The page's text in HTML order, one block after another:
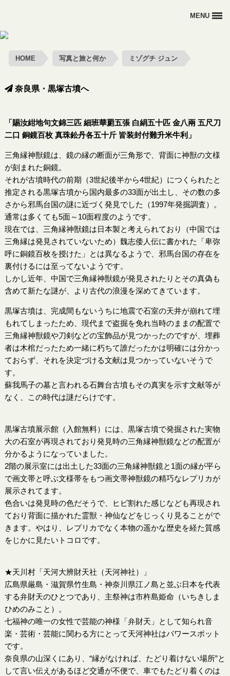
MENU
旅寫眞部
あばれる太陽
お問い合わせ
HOME 写真と旅と何か ミゾグチ ジュン
奈良県・黒塚古墳へ
「賜汝紺地句文錦三匹 細班華罽五張 白絹五十匹 金八兩 五尺刀
二口 銅鏡百枚 真珠鈆丹各五十斤 皆装封付難升米牛利」
三角縁神獣鏡は、鏡の縁の断面が三角形で、背面に神獣の文様
が刻まれた銅鏡。
それが古墳時代の前期（3世紀後半から4世紀）につくられたと
推定される黒塚古墳から国内最多の33面が出土し、その数の多
さから邪馬台国の謎に近づく発見でした（1997年発掘調査）。
通常は多くても5面～10面程度のようです。
現在では、三角縁神獣鏡は日本製と考えられており（中国では
三角縁は発見されていないため）魏志倭人伝に書かれた「卑弥
呼に銅鏡百枚を授けた」とは異なるようで、邪馬台国の存在を
裏付けるには至ってないようです。
しかし近年、中国で三角縁神獣鏡が発見されたりとその真偽も
含めて新たな謎が、より古代の浪漫を深めてきています。
黒塚古墳は、完成間もないうちに地震で石室の天井が崩れて埋
もれてしまったため、現代まで盗掘を免れ当時のままの配置で
三角縁神獣鏡や刀剣などの宝飾品が見つかったのですが、埋葬
者は木棺だったため一緒に朽ちて誰だったかは明確には分かっ
ておらず、それを決定づける文献は見つかっていないそうで
す。
蘇我馬子の墓と言われる石舞台古墳もその真実を示す文献等が
なく、この時代は謎だらけです。
黒塚古墳展示館（入館無料）には、黒塚古墳で発掘された実物
大の石室が再現されており発見時の三角縁神獣鏡などの配置が
分かるようになっていました。
2階の展示室には出土した33面の三角縁神獣鏡と1面の縁が平ら
で画文帯と呼ぶ文様帯をもつ画文帯神獣鏡の精巧なレプリカが
展示されてます。
色合いは発見時の色だそうで、ヒビ割れた感じなども再現され
ており背面に描かれた霊獣・神仙などをじっくり見ることがで
きます。やはり、レプリカでなく本物の遥かな歴史を経た質感
をじかに見たいトコロです。
★天川村「天河大辨財天社（天河神社）」
広島県厳島・滋賀県竹生島・神奈川県江ノ島と並ぶ日本を代表
する弁財天のひとつであり、主祭神は市杵島姫命（いちきしま
ひめのみこと）。
七福神の唯一の女性で芸能の神様「弁財天」として知られ音
楽・芸術・芸能に関わる方にとって天河神社はパワースポット
です。
奈良県の山深くにあり、“縁がなければ、たどり着けない場所”と
して言い伝えがあるほど交通が不便で、車でもたどり着くのは